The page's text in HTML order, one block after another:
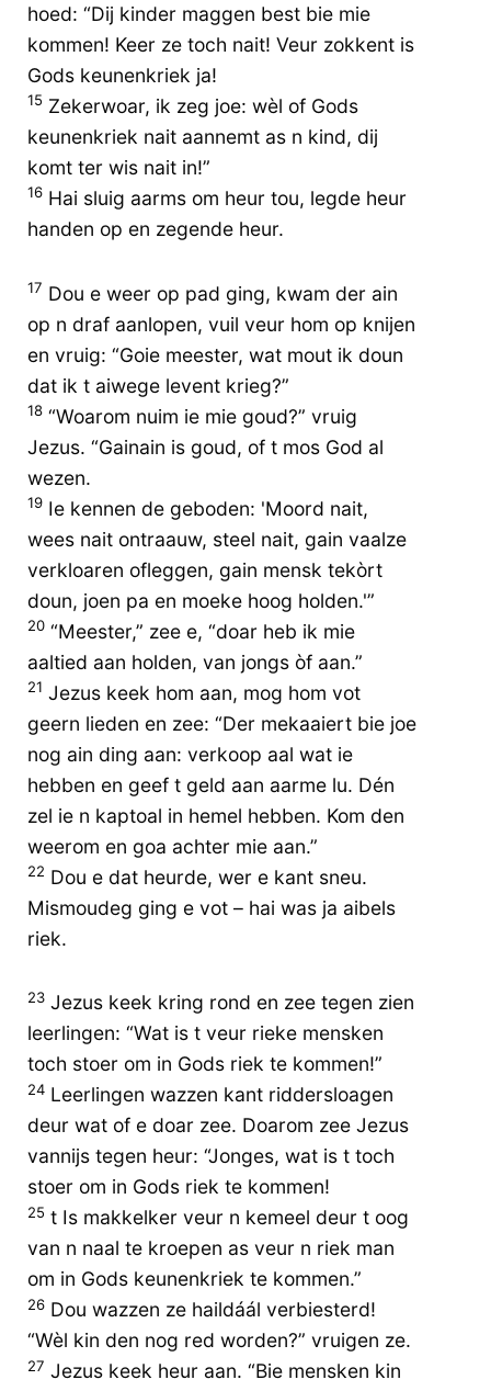
hoed: “Dij kinder maggen best bie mie
kommen! Keer ze toch nait! Veur zokkent is
Gods keunenkriek ja!
15 Zekerwoar, ik zeg joe: wèl of Gods
keunenkriek nait aannemt as n kind, dij
komt ter wis nait in!”
16 Hai sluig aarms om heur tou, legde heur
handen op en zegende heur.
17 Dou e weer op pad ging, kwam der ain
op n draf aanlopen, vuil veur hom op knijen
en vruig: “Goie meester, wat mout ik doun
dat ik t aiwege levent krieg?”
18 “Woarom nuim ie mie goud?” vruig
Jezus. “Gainain is goud, of t mos God al
wezen.
19 Ie kennen de geboden: 'Moord nait,
wees nait ontraauw, steel nait, gain vaalze
verkloaren ofleggen, gain mensk tekòrt
doun, joen pa en moeke hoog holden.'”
20 “Meester,” zee e, “doar heb ik mie
aaltied aan holden, van jongs òf aan.”
21 Jezus keek hom aan, mog hom vot
geern lieden en zee: “Der mekaaiert bie joe
nog ain ding aan: verkoop aal wat ie
hebben en geef t geld aan aarme lu. Dén
zel ie n kaptoal in hemel hebben. Kom den
weerom en goa achter mie aan.”
22 Dou e dat heurde, wer e kant sneu.
Mismoudeg ging e vot – hai was ja aibels
riek.
23 Jezus keek kring rond en zee tegen zien
leerlingen: “Wat is t veur rieke mensken
toch stoer om in Gods riek te kommen!”
24 Leerlingen wazzen kant riddersloagen
deur wat of e doar zee. Doarom zee Jezus
vannijs tegen heur: “Jonges, wat is t toch
stoer om in Gods riek te kommen!
25 t Is makkelker veur n kemeel deur t oog
van n naal te kroepen as veur n riek man
om in Gods keunenkriek te kommen.”
26 Dou wazzen ze haildáál verbiesterd!
“Wèl kin den nog red worden?” vruigen ze.
27 Jezus keek heur aan. “Bie mensken kin